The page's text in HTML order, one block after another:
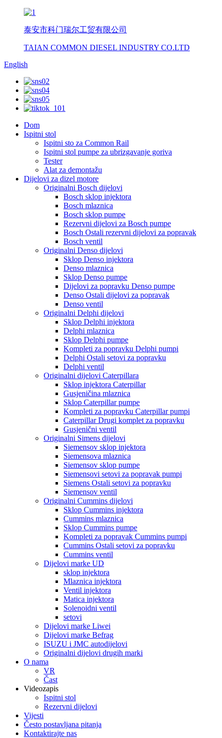
泰安市科门瑞尔工贸有限公司
TAIAN COMMON DIESEL INDUSTRY CO.LTD
English
Dom
Ispitni stol
Ispitni sto za Common Rail
Ispitni stol pumpe za ubrizgavanje goriva
Tester
Alat za demontažu
Dijelovi za dizel motore
Originalni Bosch dijelovi
Bosch sklop injektora
Bosch mlaznica
Bosch sklop pumpe
Rezervni dijelovi za Bosch pumpe
Bosch Ostali rezervni dijelovi za popravak
Bosch ventil
Originalni Denso dijelovi
Sklop Denso injektora
Denso mlaznica
Sklop Denso pumpe
Dijelovi za popravku Denso pumpe
Denso Ostali dijelovi za popravak
Denso ventil
Originalni Delphi dijelovi
Sklop Delphi injektora
Delphi mlaznica
Sklop Delphi pumpe
Kompleti za popravku Delphi pumpi
Delphi Ostali setovi za popravku
Delphi ventil
Originalni dijelovi Caterpillara
Sklop injektora Caterpillar
Gusjeničina mlaznica
Sklop Caterpillar pumpe
Kompleti za popravku Caterpillar pumpi
Caterpillar Drugi komplet za popravku
Gusjenični ventil
Originalni Simens dijelovi
Siemensov sklop injektora
Siemensova mlaznica
Siemensov sklop pumpe
Siemensovi setovi za popravak pumpi
Siemens Ostali setovi za popravku
Siemensov ventil
Originalni Cummins dijelovi
Sklop Cummins injektora
Cummins mlaznica
Sklop Cummins pumpe
Kompleti za popravak Cummins pumpi
Cummins Ostali setovi za popravku
Cummins ventil
Dijelovi marke UD
sklop injektora
Mlaznica injektora
Ventil injektora
Matica injektora
Solenoidni ventil
setovi
Dijelovi marke Liwei
Dijelovi marke Befrag
ISUZU i JMC autodijelovi
Originalni dijelovi drugih marki
O nama
VR
Čast
Videozapis
Ispitni stol
Rezervni dijelovi
Vijesti
Često postavljana pitanja
Kontaktirajte nas